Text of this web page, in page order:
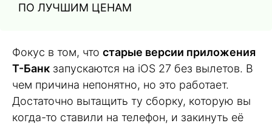
ПО ЛУЧШИМ ЦЕНАМ
Фокус в том, что старые версии приложения
Т-Банк запускаются на iOS 27 без вылетов. В
чем причина непонятно, но это работает.
Достаточно вытащить ту сборку, которую вы
когда-то ставили на телефон, и закинуть её